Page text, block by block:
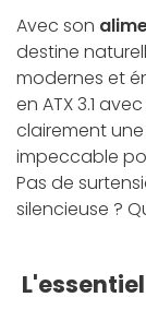
Avec son
destine
modernes et
en ATX 3.1
clairement
impeccable
Pas de
silencieuse ?